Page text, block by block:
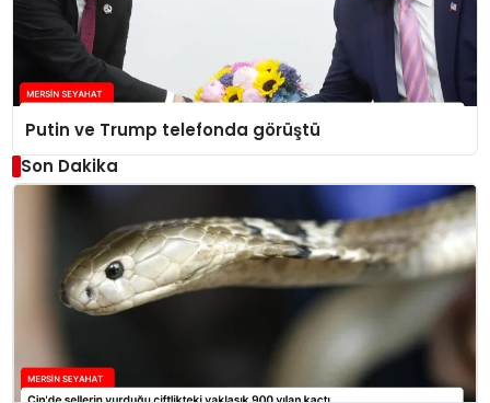
Putin ve Trump telefonda görüştü
Son Dakika